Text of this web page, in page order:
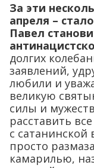
За эти
апреля –
Павел
долгих
заявлений,
любили и
великую
силы и
расставить
с сатанинской
просто
камарилью,